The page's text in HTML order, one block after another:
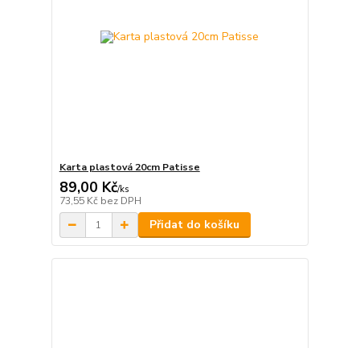
Karta plastová 20cm Patisse
89,00 Kč/ks
73,55 Kč bez DPH
Přidat do košíku